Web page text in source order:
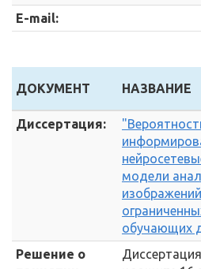
E-mail:
ДОКУМЕНТ НАЗВАНИЕ
Диссертация:
модели
обучающих
Решение о